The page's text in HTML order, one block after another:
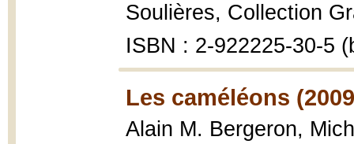
Soulières, Collection
ISBN : 2-922225-30-5
Les caméléons
Alain M. Bergeron,